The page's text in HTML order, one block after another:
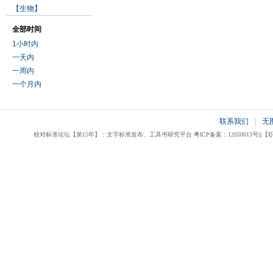
【生物】
全部时间
1小时内
一天内
一周内
一个月内
联系我们 无
校对标准论坛【第15年】：文字标准发布、工具书研究平台 粤ICP备案：12050613号|||【